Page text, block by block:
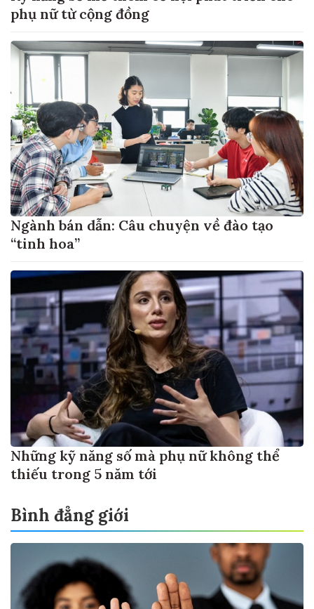
phụ nữ từ cộng đồng
Ngành bán dẫn: Câu chuyện về đào tạo
“tinh hoa”
Những kỹ năng số mà phụ nữ không thể
thiếu trong 5 năm tới
Bình đẳng giới